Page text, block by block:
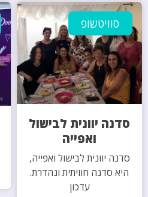
סוויטשופ
סדנה יוונית לבישול
ואפייה
סדנה יוונית לבישול ואפייה,
היא סדנה חוויתית ונהדרת.
עדכון